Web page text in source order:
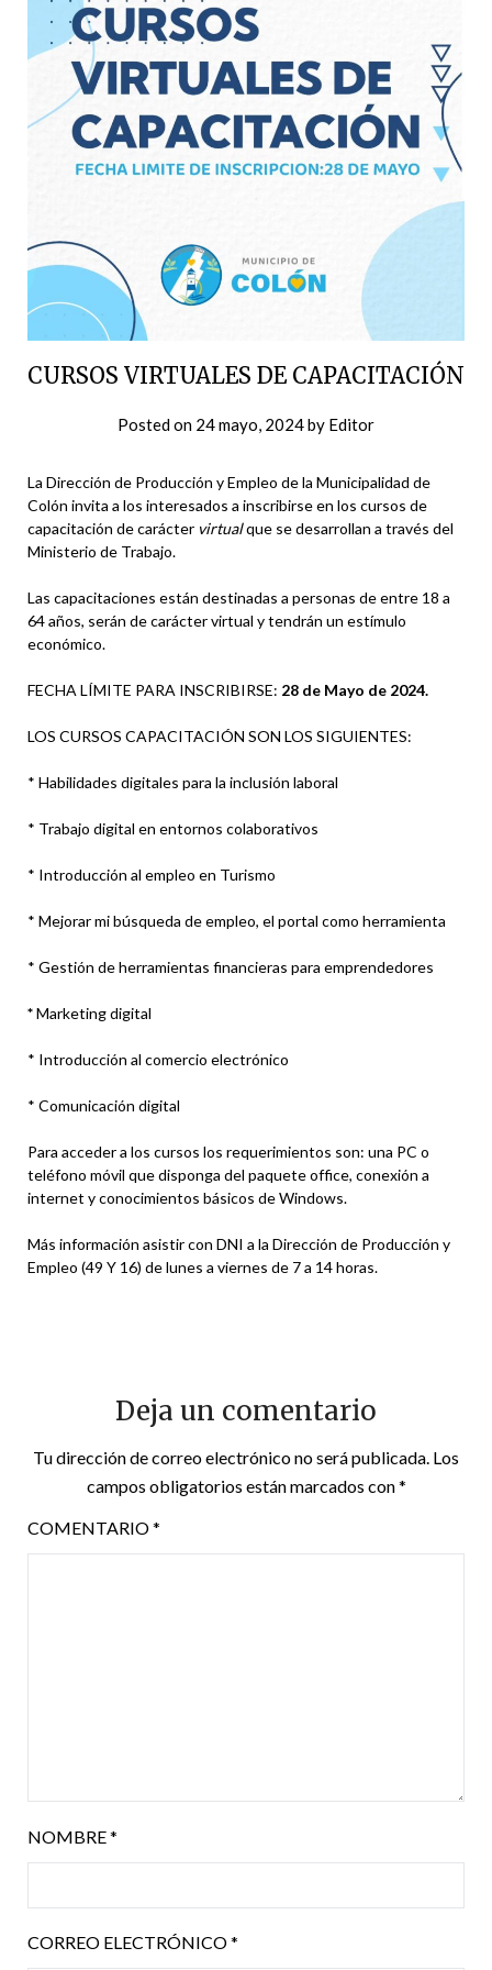
CURSOS VIRTUALES DE CAPACITACIÓN
Posted on 24 mayo, 2024by Editor
La Dirección de Producción y Empleo de la Municipalidad de
Colón invita a los interesados a inscribirse en los cursos de
capacitación de carácter virtualque se desarrollan a través del
Ministerio de Trabajo.
Las capacitaciones están destinadas a personas de entre 18 a
64 años, serán de carácter virtual y tendrán un estímulo
económico.
FECHA LÍMITE PARA INSCRIBIRSE: 28 de Mayo de 2024.
LOS CURSOS CAPACITACIÓN SON LOS SIGUIENTES:
* Habilidades digitales para la inclusión laboral
* Trabajo digital en entornos colaborativos
* Introducción al empleo en Turismo
* Mejorar mi búsqueda de empleo, el portal como herramienta
* Gestión de herramientas financieras para emprendedores
*Marketing digital
* Introducción al comercio electrónico
* Comunicación digital
Para acceder a los cursos los requerimientos son: una PC o
teléfono móvil que disponga del paquete office, conexión a
internet y conocimientos básicos de Windows.
Más información asistir con DNI a la Dirección de Producción y
Empleo (49 Y 16) de lunes a viernes de 7 a 14 horas.
Deja un comentario
Tu dirección de correo electrónico no será publicada. Los
campos obligatorios están marcados con*
COMENTARIO*
NOMBRE*
CORREO ELECTRÓNICO*